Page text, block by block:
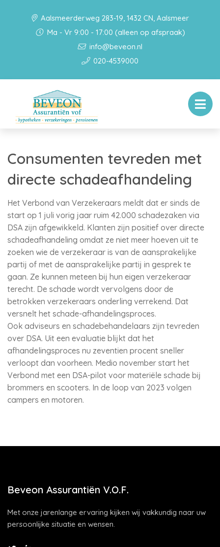
Aalsmeerderweg 283-19, 1432 CN, Aalsmeer
Ma - Vr 9:00 - 17:00 (alleen op afspraak)
info@beveon.nl
020-4539000
Consumenten tevreden met
directe schadeafhandeling
Het Verbond van Verzekeraars meldt dat er sinds de
start op 1 juli vorig jaar ruim 42.000 schadezaken via
DSA zijn afgewikkeld. Klanten zijn positief over directe
schadeafhandeling omdat ze niet meer hoeven uit te
zoeken wie de verzekeraar is van de aansprakelijke
partij of met de aansprakelijke partij in gesprek te
gaan. Ze kunnen meteen bij hun eigen verzekeraar
terecht. De schade wordt vervolgens door de
betrokken verzekeraars onderling verrekend. Dat
versnelt het schade-afhandelingsproces.
Ook adviseurs en schadebehandelaars zijn tevreden
over DSA. Uit een evaluatie blijkt dat het
afhandelingsproces nu zeventien procent sneller
verloopt dan voorheen. Medio november start het
Verbond met een DSA-pilot voor materiële schade bij
brommers en scooters. In de loop van 2023 volgen
campers en motoren.
Beveon Assurantiën V.O.F.
Met onze jarenlange ervaring kijken wij vakkundig naar uw
persoonlijke situatie en wensen.